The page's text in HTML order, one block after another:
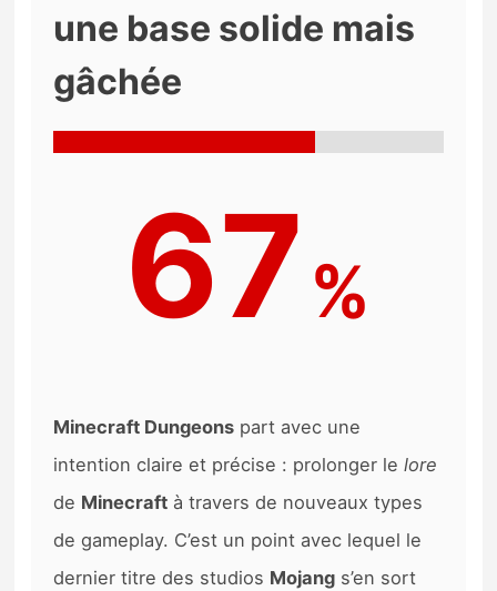
une base solide mais
gâchée
67%
Minecraft Dungeons part avec une
intention claire et précise : prolonger lelore
de Minecraft à travers de nouveaux types
de gameplay. C’est un point avec lequel le
dernier titre des studios Mojang s’en sort